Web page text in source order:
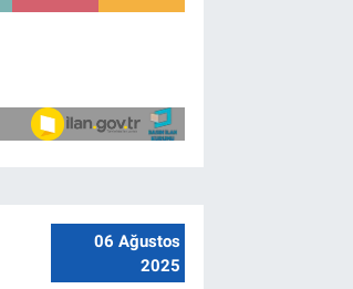
06 Ağustos
2025